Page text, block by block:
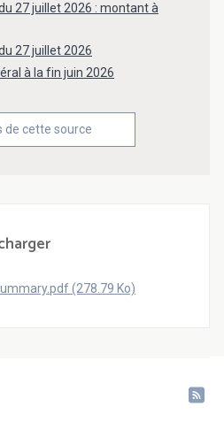
27 juillet 2026 : montant à
27 juillet 2026
à la fin juin 2026
de cette source
(278.79 Ko)